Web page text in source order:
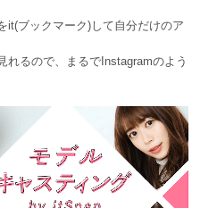
it(ブックマーク)して自分だけのア
れるので、まるでInstagramのよう